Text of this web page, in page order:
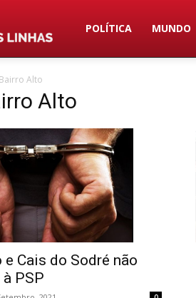
Duas
POLÍTICA MUNDO
Bairro Alto
Alto
Cais do Sodré não
PSP